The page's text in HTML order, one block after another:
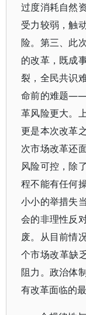
过度消耗自然
受力较弱，触
险。第三、此
的改革，既成
裂，全民共识
命前的难题——
革风险更大。
更是本次改革
次市场改革还
风险可控，除
程不能有任何
小小的举措失
会的非理性反
废。从目前情
个市场改革缺
阻力。政治体
有改革面临的